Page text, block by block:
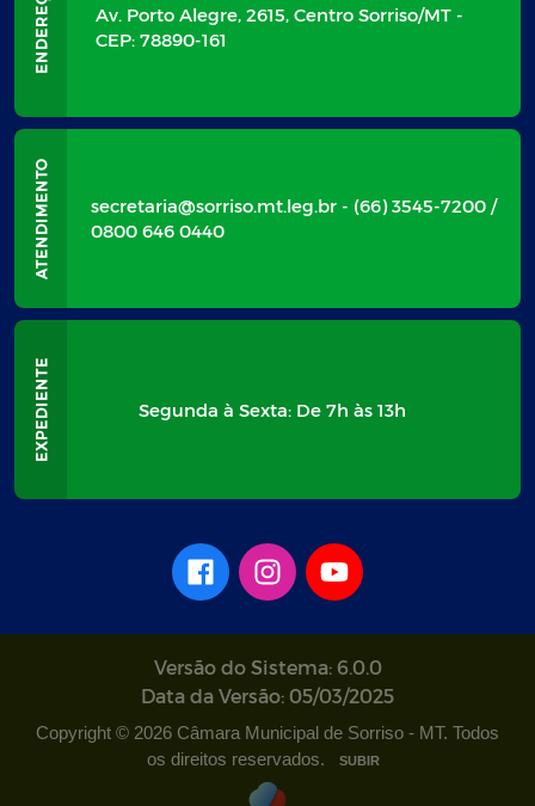
Av. Porto Alegre, 2615, Centro Sorriso/MT -
CEP: 78890-161
secretaria@sorriso.mt.leg.br - (66) 3545-7200 /
0800 646 0440
Segunda à Sexta: De 7h às 13h
Versão do Sistema: 6.0.0
Data da Versão: 05/03/2025
Copyright © 2026 Câmara Municipal de Sorriso - MT. Todos
os direitos reservados.
SUBIR